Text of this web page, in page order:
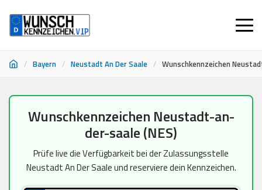
/ Bayern / Neustadt An Der Saale / Wunschkennzeichen
InhaltWunschkennzeichen Neustadt-an-
der-saale (NES)
Prüfe live die Verfügbarkeit bei der Zulassungsstelle
Neustadt An Der Saale und reserviere dein Kennzeichen.